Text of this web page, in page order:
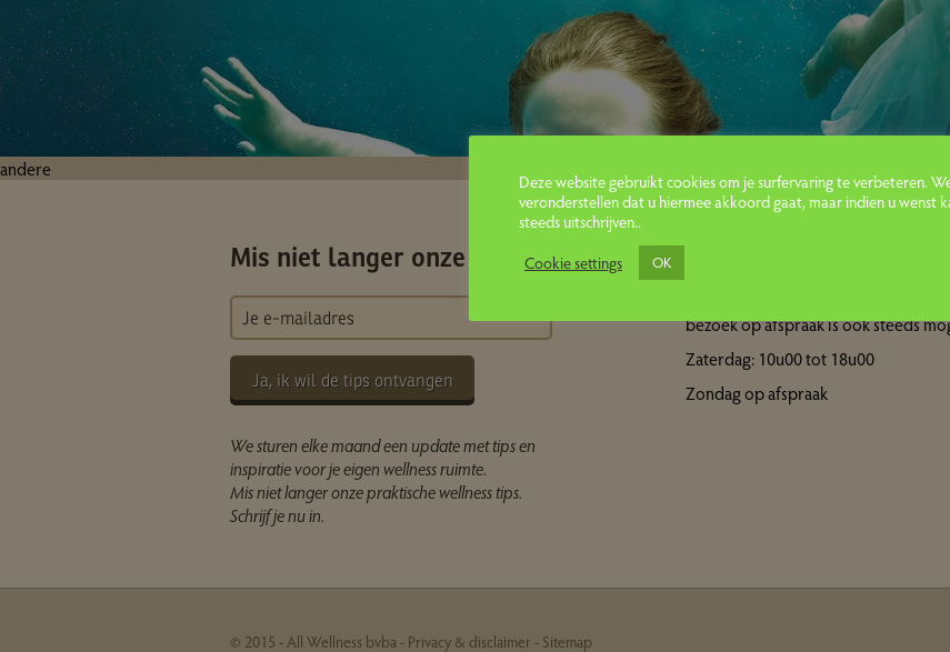
andere
Mis niet langer onze tips
Ja, ik wil de tips ontvangen
We sturen elke maand een update met tips en
inspiratie voor je eigen wellness ruimte.
Mis niet langer onze praktische wellness tips.
Schrijf je nu in.
bezoek op afspraak is ook steeds
Zaterdag: 10u00 tot 18u00
Zondag op afspraak
© 2015 - All Wellness bvba - Privacy & disclaimer- Sitemap
Deze website gebruikt cookies om je surfervaring te verbeteren.
veronderstellen dat u hiermee akkoord gaat, maar indien u wenst
steeds uitschrijven..
Cookie settings
OK